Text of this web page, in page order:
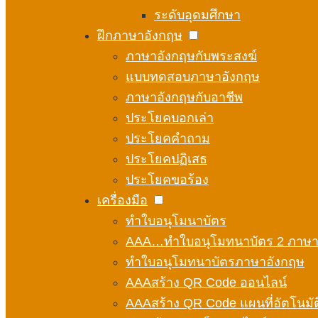
ระดับอุดมศึกษา
ฝึกภาษาอังกฤษ
ภาษาอังกฤษกับพระสงฆ์
แบบทดสอบภาษาอังกฤษ
ภาษาอังกฤษกับอาชีพ
ประโยคบอกเล่า
ประโยคคำถาม
ประโยคปฏิเสธ
ประโยคขอร้อง
เครื่องมือ
ทำใบอนุโมนาบัตร
AAA…ทำใบอนุโมทนาบัตร 2 ภาษา
ทำใบอนุโมทนาบัตรภาษาอังกฤษ
AAAสร้าง QR Code ออนไลน์
AAAสร้าง QR Code แผนที่อัตโนมั